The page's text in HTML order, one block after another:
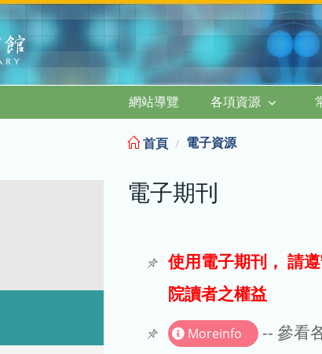
網站導覽 各項資源
首頁 電子資源
電子期刊
使用電子期刊， 請
院讀者之權益
Moreinfo -- 參看